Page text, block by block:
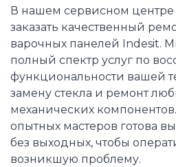
В нашем сервисном центре
заказать качественный
варочных панелей Indesit.
полный спектр услуг по
функциональности вашей
замену стекла и ремонт
механических
опытных мастеров готова
без выходных, чтобы
возникшую проблему.